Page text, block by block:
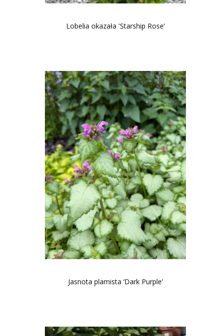
Lobelia okazała 'Starship Rose’
Jasnota plamista ‘Dark Purple’